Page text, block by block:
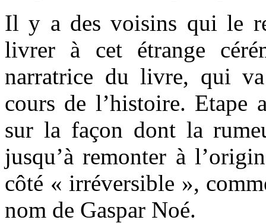
Il y a des voisins qui le
livrer à cet étrange
narratrice du livre, qui
cours de l’histoire. Etape
sur la façon dont la
jusqu’à remonter à
côté « irréversible »,
nom de Gaspar Noé.